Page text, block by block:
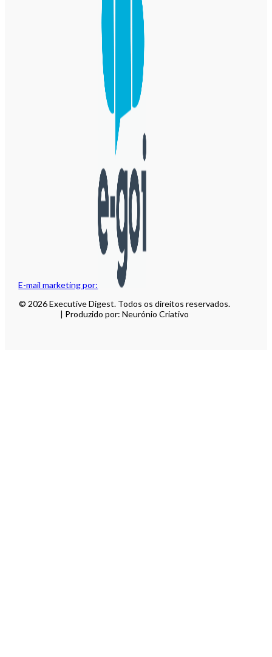
E-mail marketing por:
© 2026 Executive Digest. Todos os direitos reservados.
| Produzido por: Neurónio Criativo